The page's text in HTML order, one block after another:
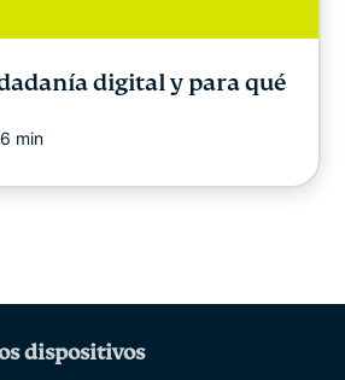
digital y para qué
6 min
dispositivos